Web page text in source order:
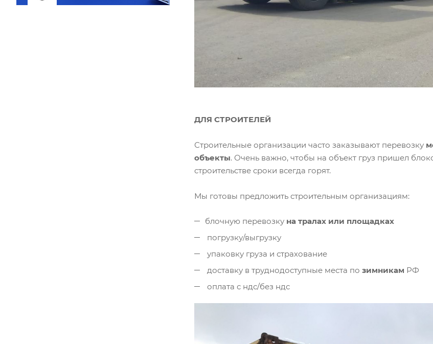
ДЛЯ СТРОИТЕЛЕЙ
Строительные организации часто заказывают перевозку
объекты. Очень важно, чтобы на объект груз пришел
строительстве сроки всегда горят.
Мы готовы предложить строительным организациям:
блочную перевозку на тралах или площадках
погрузку/выгрузку
упаковку груза и страхование
доставку в труднодоступные места по зимникам РФ
оплата с ндс/без ндс